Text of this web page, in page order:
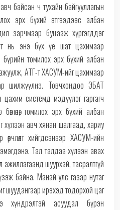
байсан ч тухайн байгууллагын
эрх бүхий этгээдээс албан
зарчмаар буцааж хүргэгддэг
нь энэ бүх үе шат цахимаар
бүрийн томилох эрх бүхий албан
АТГ-т ХАСУМ-ийг цахимаар
шилжүүлнэ. Товчхондоо ЭБАТ
системд мэдүүлэг гаргагч
томилох эрх бүхий албан
авч хянан шалгаад, хариу
хийгдсэнээр ХАСУМ-ийн
Тал талдаа хүлээн авах
ажиллагаанд шуурхай, тасралтгүй
байна. Манай улс газар нутаг
шуудангаар ирэхэд тодорхой цаг
хүндрэлтэй асуудал бүрэн